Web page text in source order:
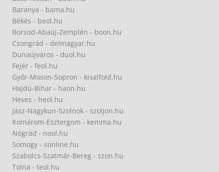
Baranya - bama.hu
Békés - beol.hu
Borsod-Abaúj-Zemplén - boon.hu
Csongrád - delmagyar.hu
Dunaújváros - duol.hu
Fejér - feol.hu
Győr-Moson-Sopron - kisalfold.hu
Hajdú-Bihar - haon.hu
Heves - heol.hu
Jász-Nagykun-Szolnok - szoljon.hu
Komárom-Esztergom - kemma.hu
Nógrád - nool.hu
Somogy - sonline.hu
Szabolcs-Szatmár-Bereg - szon.hu
Tolna - teol.hu